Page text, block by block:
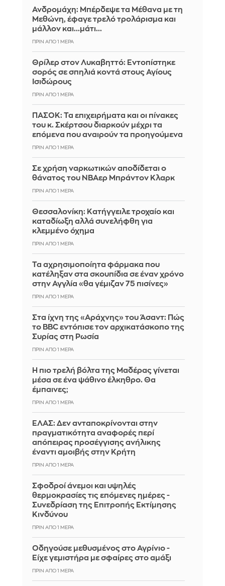
Ανδρομάχη: Μπέρδεψε τα Μέθανα με τη
Μεθώνη, έφαγε τρελό τρολάρισμα και
μάλλον και...μάτι...
ΠΡΙΝ ΑΠΌ 1 ΜΈΡΑ
Θρίλερ στον Λυκαβηττό: Εντοπίστηκε
σορός σε σπηλιά κοντά στους Αγίους
Ισιδώρους
ΠΡΙΝ ΑΠΌ 1 ΜΈΡΑ
ΠΑΣΟΚ: Τα επιχειρήματα και οι πίνακες
του κ. Σκέρτσου διαρκούν μέχρι τα
επόμενα που αναιρούν τα προηγούμενα
ΠΡΙΝ ΑΠΌ 1 ΜΈΡΑ
Σε χρήση ναρκωτικών αποδίδεται ο
θάνατος του ΝΒΑερ Μπράντον Κλαρκ
ΠΡΙΝ ΑΠΌ 1 ΜΈΡΑ
Θεσσαλονίκη: Κατήγγειλε τροχαίο και
καταδίωξη αλλά συνελήφθη για
κλεμμένο όχημα
ΠΡΙΝ ΑΠΌ 1 ΜΈΡΑ
Τα αχρησιμοποίητα φάρμακα που
κατέληξαν στα σκουπίδια σε έναν χρόνο
στην Αγγλία «θα γέμιζαν 75 πισίνες»
ΠΡΙΝ ΑΠΌ 1 ΜΈΡΑ
Στα ίχνη της «Αράχνης» του Άσαντ: Πώς
το BBC εντόπισε τον αρχικατάσκοπο της
Συρίας στη Ρωσία
ΠΡΙΝ ΑΠΌ 1 ΜΈΡΑ
Η πιο τρελή βόλτα της Μαδέρας γίνεται
μέσα σε ένα ψάθινο έλκηθρο. Θα
έμπαινες;
ΠΡΙΝ ΑΠΌ 1 ΜΈΡΑ
ΕΛΑΣ: Δεν ανταποκρίνονται στην
πραγματικότητα αναφορές περί
απόπειρας προσέγγισης ανήλικης
έναντι αμοιβής στην Κρήτη
ΠΡΙΝ ΑΠΌ 1 ΜΈΡΑ
Σφοδροί άνεμοι και υψηλές
θερμοκρασίες τις επόμενες ημέρες -
Συνεδρίαση της Επιτροπής Εκτίμησης
Κινδύνου
ΠΡΙΝ ΑΠΌ 1 ΜΈΡΑ
Οδηγούσε μεθυσμένος στο Αγρίνιο -
Είχε γεμιστήρα με σφαίρες στο αμάξι
ΠΡΙΝ ΑΠΌ 1 ΜΈΡΑ